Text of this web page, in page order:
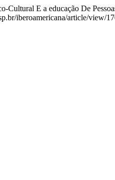
E a educação De
iberoamericana/article/view/